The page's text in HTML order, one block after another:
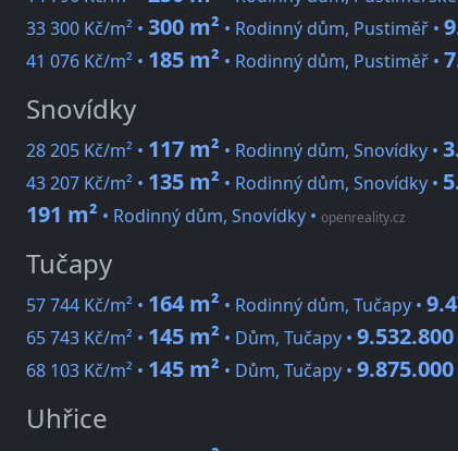
33 300 Kč/m² • 300 m² • Rodinný dům, Pustiměř •
41 076 Kč/m² • 185 m² • Rodinný dům, Pustiměř •
Snovídky
28 205 Kč/m² • 117 m² • Rodinný dům, Snovídky •
43 207 Kč/m² • 135 m² • Rodinný dům, Snovídky •
191 m² • Rodinný dům, Snovídky • openreality.cz
Tučapy
57 744 Kč/m² • 164 m² • Rodinný dům, Tučapy •
65 743 Kč/m² • 145 m² • Dům, Tučapy •
68 103 Kč/m² • 145 m² • Dům, Tučapy •
Uhřice